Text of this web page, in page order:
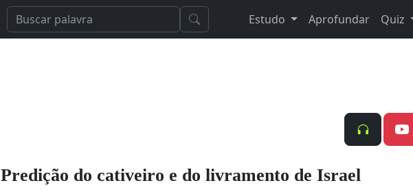
Estudo Aprofundar Quiz
Predição do cativeiro e do livramento de Israel